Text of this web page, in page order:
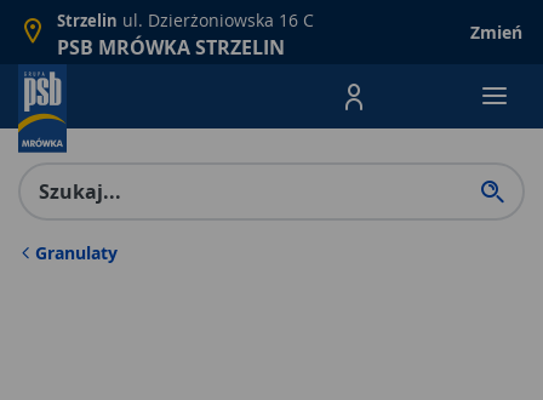
Strzelin ul. Dzierżoniowska 16 C
PSB MRÓWKA STRZELIN
Zmień
Menu Produktów,
Granulaty